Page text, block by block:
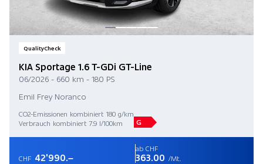
QualityCheck
KIA Sportage 1.6 T-GDi GT-Line
06/2026 - 660 km - 180 PS
Emil Frey Noranco
CO2-Emissionen kombiniert 180 g/km
Verbrauch kombiniert 7.9 l/100km
G
CHF 42'990.–
ab CHF
363.00 /Mt.